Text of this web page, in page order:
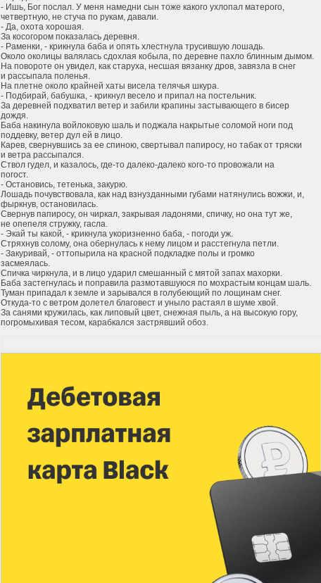
- Ишь, Бог послал. У меня намедни сын тоже какого ухлопал матерого,
четвертную, не стуча по рукам, давали.
- Да, охота хорошая.
За косогором показалась деревня.
- Раменки, - крикнула баба и опять хлестнула трусившую лошадь.
Около околицы валялась сдохлая кобыла, по деревне пахло блинным дымом.
На повороте он увидел, как старуха, несшая вязанку дров, завязла в снег
и рассыпала поленья.
На плетне около крайней хаты висела телячья шкура.
- Подбирай, бабушка, - крикнул весело и припал на постельник.
За деревней подхватил ветер и забили крапины застывающего в бисер
дождя.
Баба накинула войлоковую шаль и поджала накрытые соломой ноги под
поддевку, ветер дул ей в лицо.
Карев, свернувшись за ее спиною, свертывал папиросу, но табак от тряски
и ветра рассыпался.
Ствол гудел, и казалось, где-то далеко-далеко кого-то провожали на
погост.
- Остановись, тетенька, закурю.
Лошадь почувствовала, как над взнузданными губами натянулись вожжи, и,
фыркнув, остановилась.
Свернув папиросу, он чиркал, закрывая ладонями, спичку, но она тут же,
не опепеля стружку, гасла.
- Экай ты какой, - крикнула укоризненно баба, - погоди уж.
Стряхнув солому, она обернулась к нему лицом и расстегнула петли.
- Закуривай, - оттопырила на красной подкладке полы и громко
засмеялась.
Спичка чиркнула, и в лицо ударил смешанный с мятой запах махорки.
Баба застегнулась и поправила размотавшуюся по мохрастым концам шаль.
Туман припадал к земле и зарывался в голубеющий по лощинам снег.
Откуда-то с ветром долетел благовест и уныло растаял в шуме хвой.
За санями кружилась, как липовый цвет, снежная пыль, а на высокую гору,
погромыхивая тесом, карабкался застрявший обоз.